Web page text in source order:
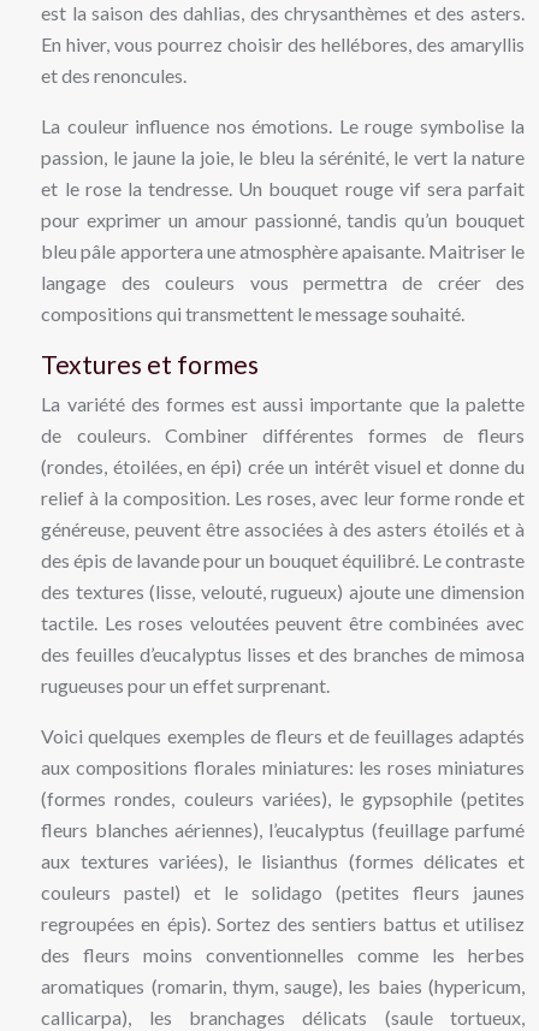
est la saison des dahlias, des chrysanthèmes et des asters.
En hiver, vous pourrez choisir des hellébores, des amaryllis
et des renoncules.
La couleur influence nos émotions. Le rouge symbolise la
passion, le jaune la joie, le bleu la sérénité, le vert la nature
et le rose la tendresse. Un bouquet rouge vif sera parfait
pour exprimer un amour passionné, tandis qu’un bouquet
bleu pâle apportera une atmosphère apaisante. Maitriser le
langage des couleurs vous permettra de créer des
compositions qui transmettent le message souhaité.
Textures et formes
La variété des formes est aussi importante que la palette
de couleurs. Combiner différentes formes de fleurs
(rondes, étoilées, en épi) crée un intérêt visuel et donne du
relief à la composition. Les roses, avec leur forme ronde et
généreuse, peuvent être associées à des asters étoilés et à
des épis de lavande pour un bouquet équilibré. Le contraste
des textures (lisse, velouté, rugueux) ajoute une dimension
tactile. Les roses veloutées peuvent être combinées avec
des feuilles d’eucalyptus lisses et des branches de mimosa
rugueuses pour un effet surprenant.
Voici quelques exemples de fleurs et de feuillages adaptés
aux compositions florales miniatures: les roses miniatures
(formes rondes, couleurs variées), le gypsophile (petites
fleurs blanches aériennes), l’eucalyptus (feuillage parfumé
aux textures variées), le lisianthus (formes délicates et
couleurs pastel) et le solidago (petites fleurs jaunes
regroupées en épis). Sortez des sentiers battus et utilisez
des fleurs moins conventionnelles comme les herbes
aromatiques (romarin, thym, sauge), les baies (hypericum,
callicarpa), les branchages délicats (saule tortueux,